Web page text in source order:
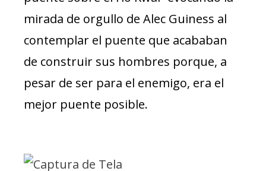
mirada de orgullo de Alec Guiness al
contemplar el puente que acababan
de construir sus hombres porque, a
pesar de ser para el enemigo, era el
mejor puente posible.